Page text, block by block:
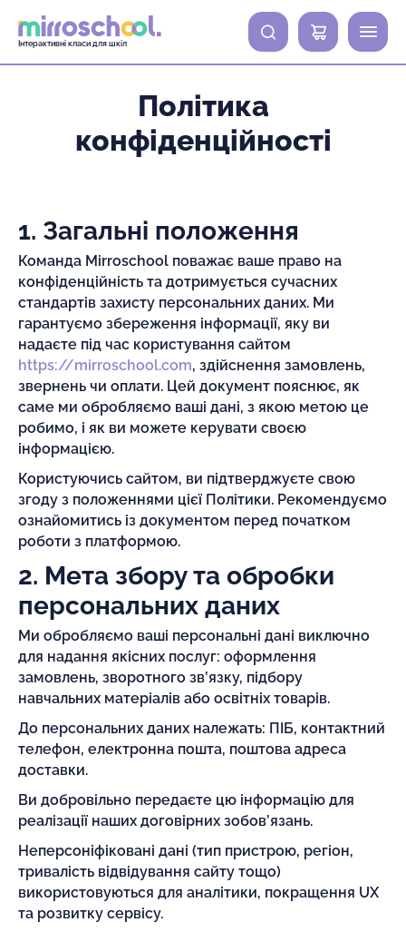
Інтерактивні класи для шкіл
0
Політика
конфіденційності
1. Загальні положення
Команда Mirroschool поважає ваше право на
конфіденційність та дотримується сучасних
стандартів захисту персональних даних. Ми
гарантуємо збереження інформації, яку ви
надаєте під час користування сайтом
https://mirroschool.com, здійснення замовлень,
звернень чи оплати. Цей документ пояснює, як
саме ми обробляємо ваші дані, з якою метою це
робимо, і як ви можете керувати своєю
інформацією.
Користуючись сайтом, ви підтверджуєте свою
згоду з положеннями цієї Політики. Рекомендуємо
ознайомитись із документом перед початком
роботи з платформою.
2. Мета збору та обробки
персональних даних
Ми обробляємо ваші персональні дані виключно
для надання якісних послуг: оформлення
замовлень, зворотного зв’язку, підбору
навчальних матеріалів або освітніх товарів.
До персональних даних належать: ПІБ, контактний
телефон, електронна пошта, поштова адреса
доставки.
Ви добровільно передаєте цю інформацію для
реалізації наших договірних зобов’язань.
Неперсоніфіковані дані (тип пристрою, регіон,
тривалість відвідування сайту тощо)
використовуються для аналітики, покращення UX
та розвитку сервісу.